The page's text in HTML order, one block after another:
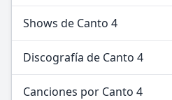
Shows de Canto 4
Discografía de Canto 4
Canciones por Canto 4